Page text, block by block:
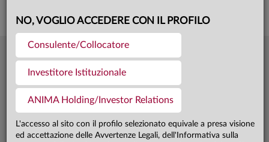
NO, VOGLIO ACCEDERE CON IL PROFILO
Consulente/Collocatore
Investitore Istituzionale
ANIMA Holding/Investor Relations
L'accesso al sito con il profilo selezionato equivale a presa visione
ed accettazione delle Avvertenze Legali, dell'Informativa sulla
Ultima quota
04.08.26
Patrimonio fondo 31.07.26
Patrimonio classe AD 31.07.26